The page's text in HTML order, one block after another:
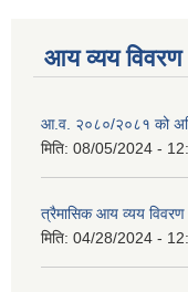
आय व्यय विवरण
आ.व. २०८०/२०८१ को
मिति: 08/05/2024 -
त्रैमासिक आय व्यय विवरण
मिति: 04/28/2024 -